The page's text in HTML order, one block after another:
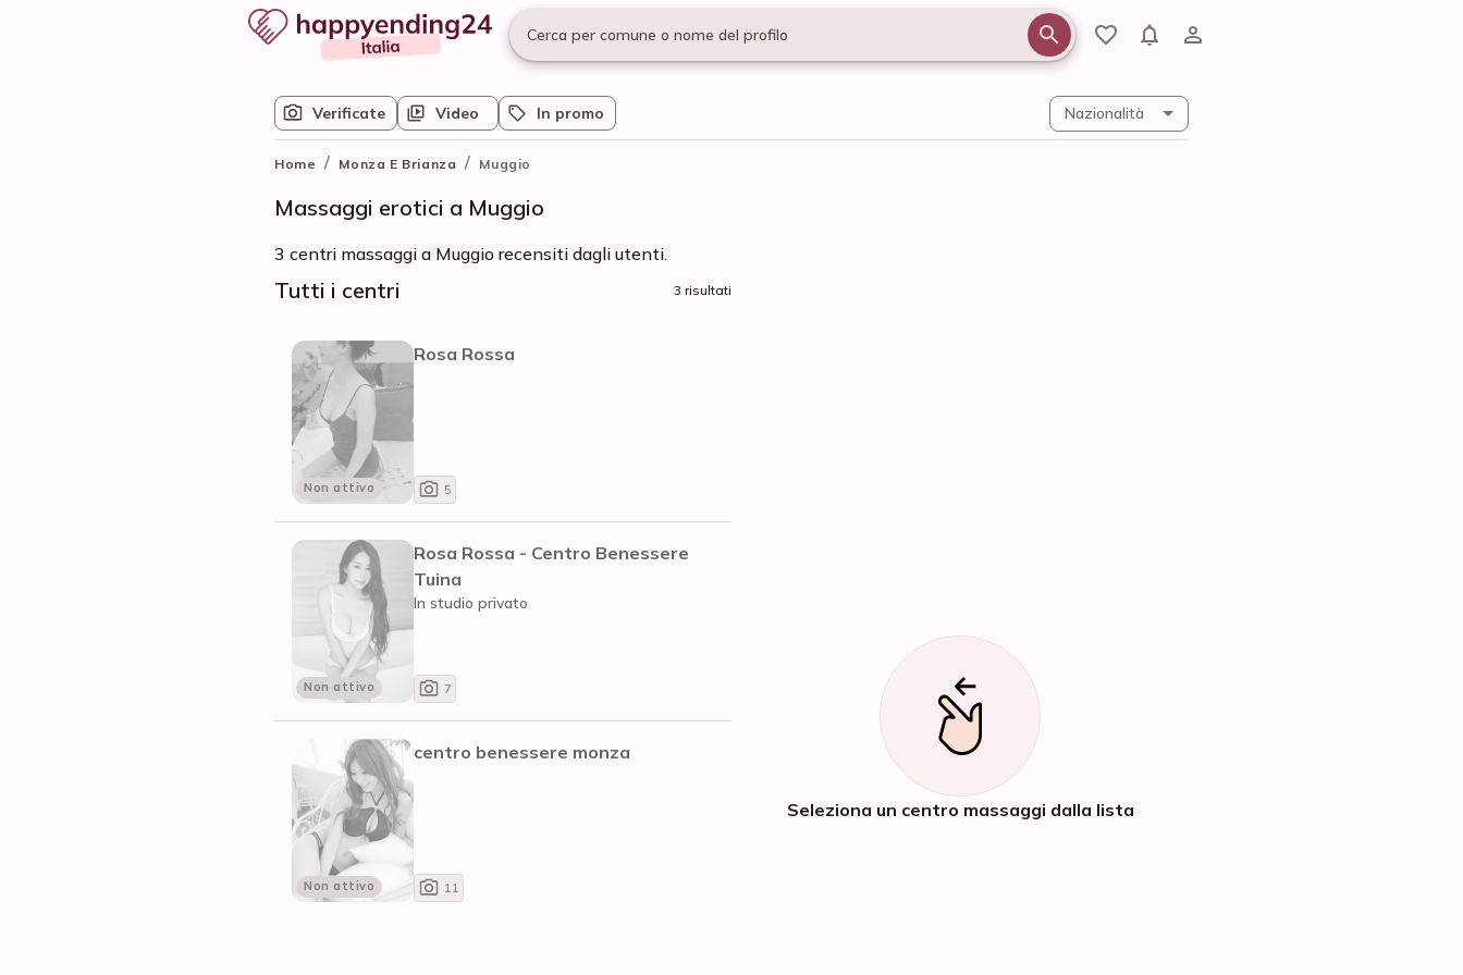
Cerca per comune o nome del profilo
Verificate Video In promo Nazionalità
Home / Monza E Brianza / Muggio
Massaggi erotici a Muggio
3 centri massaggi a Muggio recensiti dagli utenti.
Tutti i centri 3 risultati
Non attivo
Rosa Rossa
5
Non attivo
Rosa Rossa - Centro Benessere
Tuina
In studio privato
7
Non attivo
centro benessere monza
11
Seleziona un centro massaggi dalla lista